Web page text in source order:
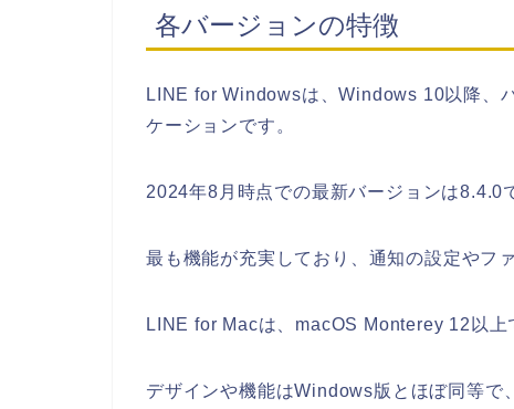
各バージョンの特徴
LINE for Windowsは、Windows 10以降、
ケーションです。
2024年8月時点での最新バージョンは8.4.0
最も機能が充実しており、通知の設定やフ
LINE for Macは、macOS Monterey 12以上
デザインや機能はWindows版とほぼ同等で